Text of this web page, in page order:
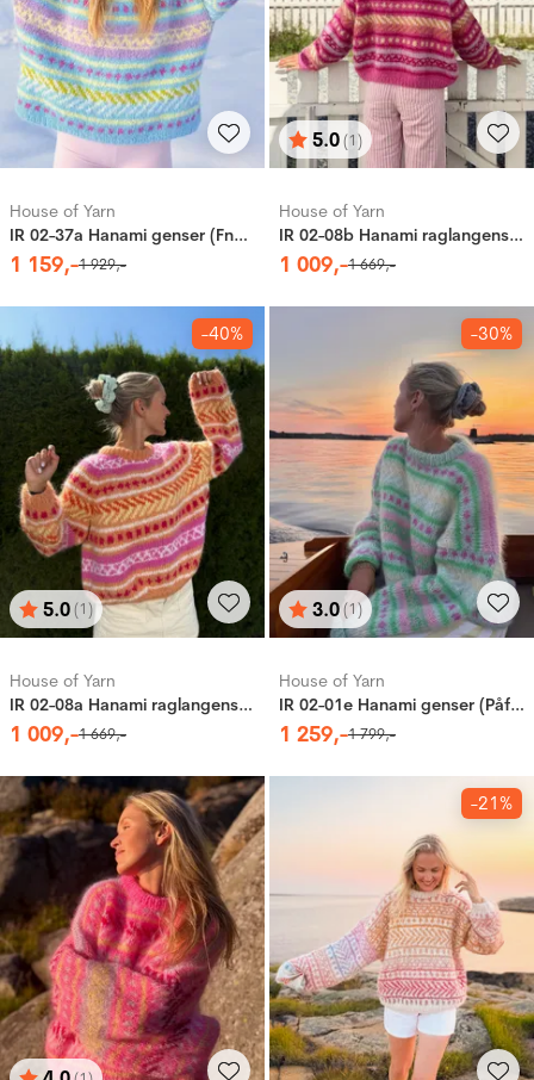
House of Yarn
IR 02-37a Hanami genser (Fnugg in Florence)
1 159,-1 929,-
Karakter:
5.0(1)
av 5 mulige
House of Yarn
IR 02-08b Hanami raglangenser (Fnugg in Florence)
1 009,-1 669,-
-40%
Karakter:
5.0(1)
av 5 mulige
House of Yarn
IR 02-08a Hanami raglangenser (Fnugg in Florence)
1 009,-1 669,-
-30%
Karakter:
3.0(1)
av 5 mulige
House of Yarn
IR 02-01e Hanami genser (Påfugl in Paris)
1 259,-1 799,-
-21%